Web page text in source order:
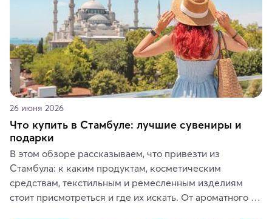
26 июня 2026
Что купить в Стамбуле: лучшие сувениры и
подарки
В этом обзоре рассказываем, что привезти из
Стамбула: к каким продуктам, косметическим
средствам, текстильным и ремесленным изделиям
стоит присмотреться и где их искать. От ароматного